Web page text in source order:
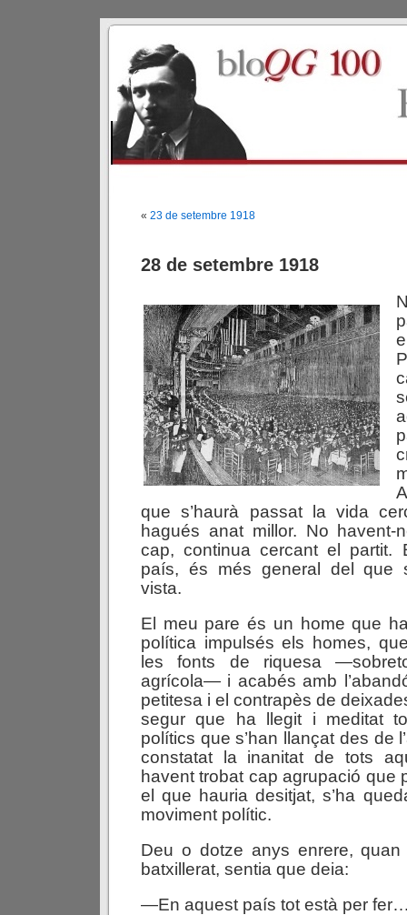
« 23 de setembre 1918
28 de setembre 1918
que s’haurà passat la vida
hagués anat millor. No havent-
cap, continua cercant el
país, és més general del que
vista.
El meu pare és un home que
política impulsés els homes,
les fonts de riquesa
agrícola— i acabés amb
petitesa i el contrapès de
segur que ha llegit i meditat
polítics que s’han llançat des de
constatat la inanitat de tots
havent trobat cap agrupació que
el que hauria desitjat, s’ha
moviment polític.
Deu o dotze anys enrere,
batxillerat, sentia que deia:
—En aquest país tot està per